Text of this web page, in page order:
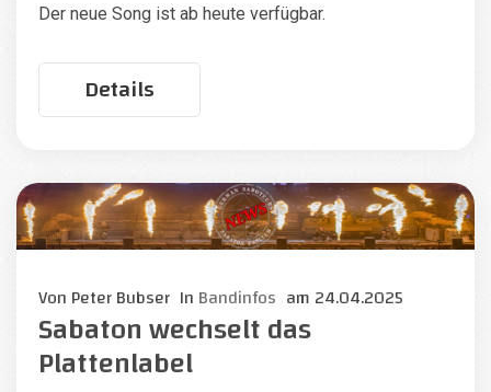
Der neue Song ist ab heute verfügbar.
Details
Von Peter Bubser In Bandinfos am 24.04.2025
Sabaton wechselt das
Plattenlabel